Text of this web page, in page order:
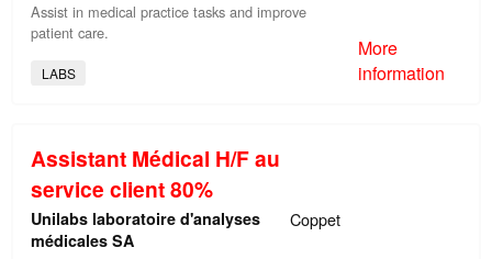
Assist in medical practice tasks and improve
patient care.
LABS
More
information
Assistant Médical H/F au
service client 80%
Unilabs laboratoire d'analyses
médicales SA
Coppet